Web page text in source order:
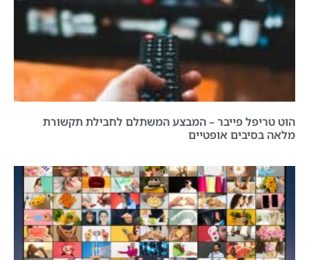
הוט טריפל פייבר – המבצע המשתלם לחבילת תקשורת
מלאה בסיבים אופטיים